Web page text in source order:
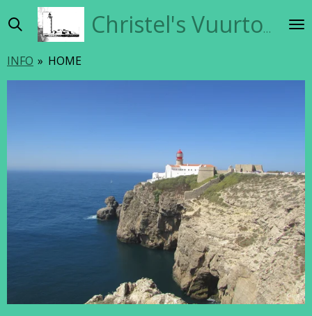
direct
de
hoofdinhoud
Christel's Vuurtorensite
INFO » HOME